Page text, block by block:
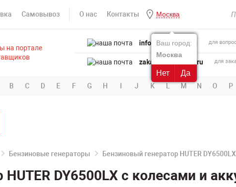
Самовывоз О нас Контакты Москва
Ваш город:
Москва
Нет Да
info@powertool.ru для
zakaz@powertool.ru для
B C D E F G H I J K L M N O P
Бензиновые генераторы Бензиновый генератор HUTER
DY6500LX с колесами и